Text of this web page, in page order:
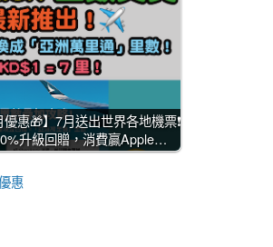
惠🎁】7月送出世界各地機票❗
升級回贈，消費贏Apple…
惠